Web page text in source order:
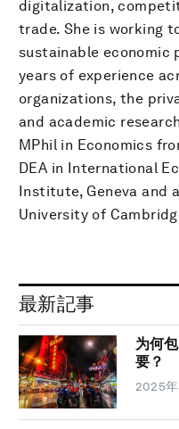
digitalization,
trade. She is working
sustainable economic
years of experience
organizations, the
and academic
MPhil in Economics
DEA in International
Institute, Geneva and
University of
最新記事
为何
要？
2025